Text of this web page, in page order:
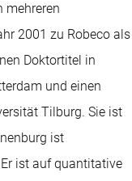
mehreren
2001 zu Robeco als
Doktortitel in
und einen
Tilburg. Sie ist
ist
ist auf quantitative